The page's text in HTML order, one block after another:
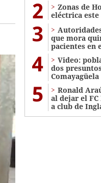
2
Zonas de
eléctrica este
3
que mora
pacientes en
4
Video:
dos
Comayagüela
5
Ronald
al dejar el
a club de